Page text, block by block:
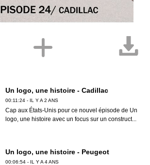
Un logo, une histoire - Cadillac
00:11:24 - IL Y A 2 ANS
Cap aux États-Unis pour ce nouvel épisode de Un
logo, une histoire avec un focus sur un construct...
Un logo, une histoire - Peugeot
00:06:54 - IL Y A 4 ANS